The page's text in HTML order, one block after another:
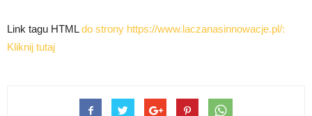
Link tagu HTMLdo strony https://www.laczanasinnowacje.pl/:
Kliknij tutaj